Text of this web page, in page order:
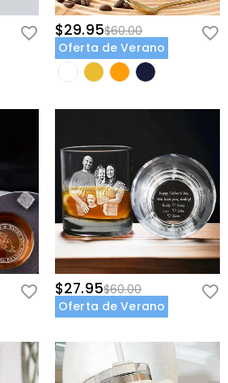
$29.95$60.00
Oferta de Verano
$27.95$60.00
Oferta de Verano